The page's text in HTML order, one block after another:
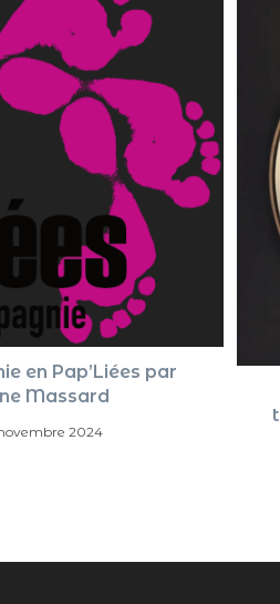
en Pap’Liées par
Massard
2024